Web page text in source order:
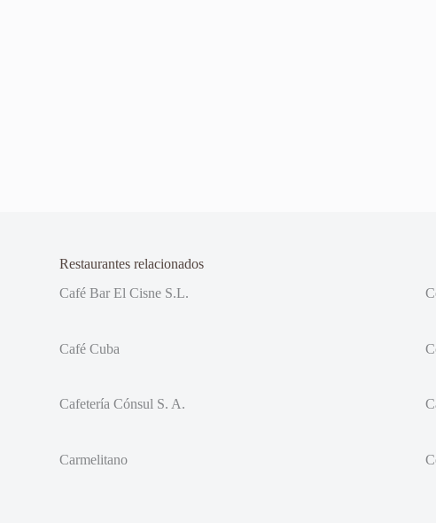
Restaurantes relacionados
Café Bar El Cisne S.L.
Café Cuba
Cafetería Cónsul S. A.
Carmelitano